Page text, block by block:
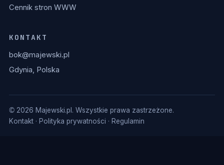
Cennik stron WWW
KONTAKT
bok@majewski.pl
Gdynia, Polska
© 2026 Majewski.pl. Wszystkie prawa zastrzeżone.
Kontakt· Polityka prywatności · Regulamin